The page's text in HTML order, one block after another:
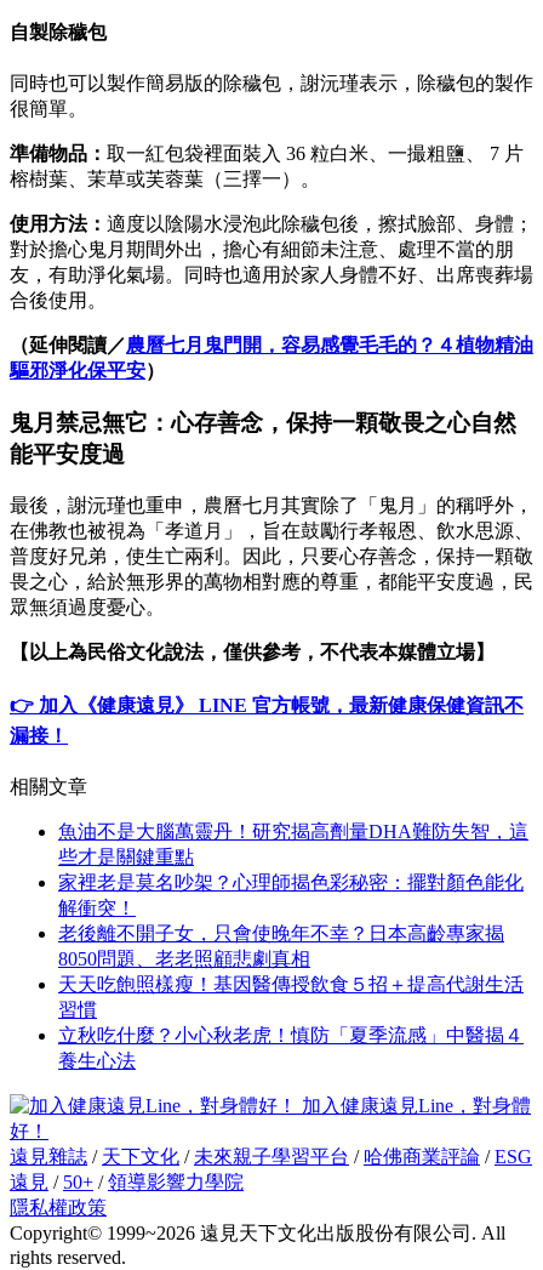
自製除穢包
同時也可以製作簡易版的除穢包，謝沅瑾表示，除穢包的製作
很簡單。
準備物品： 取一紅包袋裡面裝入 36 粒白米、一撮粗鹽、 7 片
榕樹葉、茉草或芙蓉葉（三擇一）。
使用方法： 適度以陰陽水浸泡此除穢包後，擦拭臉部、身體；
對於擔心鬼月期間外出，擔心有細節未注意、處理不當的朋
友，有助淨化氣場。同時也適用於家人身體不好、出席喪葬場
合後使用。
（延伸閱讀／農曆七月鬼門開，容易感覺毛毛的？４植物精油
驅邪淨化保平安）
鬼月禁忌無它：心存善念，保持一顆敬畏之心自然
能平安度過
最後，謝沅瑾也重申，農曆七月其實除了「鬼月」的稱呼外，
在佛教也被視為「孝道月」，旨在鼓勵行孝報恩、飲水思源、
普度好兄弟，使生亡兩利。因此，只要心存善念，保持一顆敬
畏之心，給於無形界的萬物相對應的尊重，都能平安度過，民
眾無須過度憂心。
【以上為民俗文化說法，僅供參考，不代表本媒體立場】
👉 加入《健康遠見》 LINE 官方帳號，最新健康保健資訊不
漏接！
相關文章
魚油不是大腦萬靈丹！研究揭高劑量DHA難防失智，這
些才是關鍵重點
家裡老是莫名吵架？心理師揭色彩秘密：擺對顏色能化
解衝突！
老後離不開子女，只會使晚年不幸？日本高齡專家揭
8050問題、老老照顧悲劇真相
天天吃飽照樣瘦！基因醫傳授飲食５招＋提高代謝生活
習慣
立秋吃什麼？小心秋老虎！慎防「夏季流感」中醫揭４
養生心法
加入健康遠見Line，對身體
好！
遠見雜誌 / 天下文化 / 未來親子學習平台 / 哈佛商業評論 /ESG
遠見 / 50+ /領導影響力學院
隱私權政策
Copyright© 1999~2026 遠見天下文化出版股份有限公司. All
rights reserved.